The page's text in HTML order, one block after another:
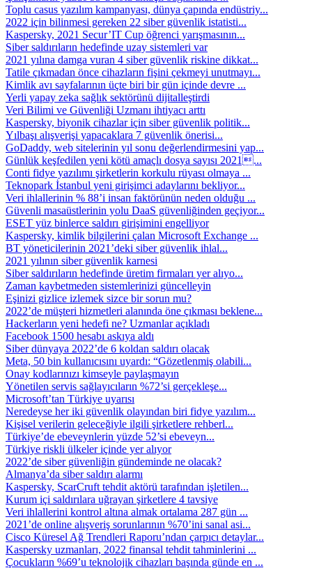
Toplu casus yazılım kampanyası, dünya çapında endüstriy...
2022 için bilinmesi gereken 22 siber güvenlik istatisti...
Kaspersky, 2021 Secur’IT Cup öğrenci yarışmasının...
Siber saldırıların hedefinde uzay sistemleri var
2021 yılına damga vuran 4 siber güvenlik riskine dikkat...
Tatile çıkmadan önce cihazların fişini çekmeyi unutmayı...
Kimlik avı sayfalarının üçte biri bir gün içinde devre ...
Yerli yapay zeka sağlık sektörünü dijitalleştirdi
Veri Bilimi ve Güvenliği Uzmanı ihtiyacı arttı
Kaspersky, biyonik cihazlar için siber güvenlik politik...
Yılbaşı alışverişi yapacaklara 7 güvenlik önerisi...
GoDaddy, web sitelerinin yıl sonu değerlendirmesini yap...
Günlük keşfedilen yeni kötü amaçlı dosya sayısı 2021...
Conti fidye yazılımı şirketlerin korkulu rüyası olmaya ...
Teknopark İstanbul yeni girişimci adaylarını bekliyor...
Veri ihlallerinin % 88’i insan faktörünün neden olduğu ...
Güvenli masaüstlerinin yolu DaaS güvenliğinden geçiyor...
ESET yüz binlerce saldırı girişimini engelliyor
Kaspersky, kimlik bilgilerini çalan Microsoft Exchange ...
BT yöneticilerinin 2021’deki siber güvenlik ihlal...
2021 yılının siber güvenlik karnesi
Siber saldırıların hedefinde üretim firmaları yer alıyo...
Zaman kaybetmeden sistemlerinizi güncelleyin
Eşinizi gizlice izlemek sizce bir sorun mu?
2022’de müşteri hizmetleri alanında öne çıkması beklene...
Hackerların yeni hedefi ne? Uzmanlar açıkladı
Facebook 1500 hesabı askıya aldı
Siber dünyaya 2022’de 6 koldan saldırı olacak
Meta, 50 bin kullanıcısını uyardı: “Gözetlenmiş olabili...
Onay kodlarınızı kimseyle paylaşmayın
Yönetilen servis sağlayıcıların %72’si gerçekleşe...
Microsoft’tan Türkiye uyarısı
Neredeyse her iki güvenlik olayından biri fidye yazılım...
Kişisel verilerin geleceğiyle ilgili şirketlere rehberl...
Türkiye’de ebeveynlerin yüzde 52’si ebeveyn...
Türkiye riskli ülkeler içinde yer alıyor
2022’de siber güvenliğin gündeminde ne olacak?
Almanya’da siber saldırı alarmı
Kaspersky, ScarCruft tehdit aktörü tarafından işletilen...
Kurum içi saldırılara uğrayan şirketlere 4 tavsiye
Veri ihlallerini kontrol altına almak ortalama 287 gün ...
2021’de online alışveriş sorunlarının %70’ini sanal asi...
Cisco Küresel Ağ Trendleri Raporu’ndan çarpıcı detaylar...
Kaspersky uzmanları, 2022 finansal tehdit tahminlerini ...
Çocukların %69’u teknolojik cihazları başında günde en ...